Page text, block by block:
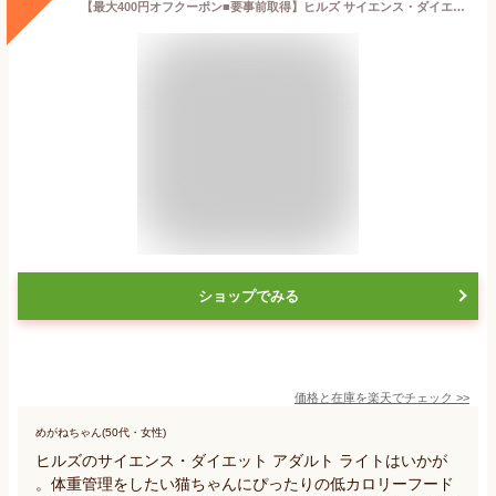
【最大400円オフクーポン■要事前取得】ヒルズ サイエンス・ダイエット アダルト ライト 1~6歳 肥満傾向の成猫用 チキン 2.8kg (猫・キャット)
ショップでみる
価格と在庫を楽天でチェック >>
めがねちゃん(50代・女性)
ヒルズのサイエンス・ダイエット アダルト ライトはいかが
。体重管理をしたい猫ちゃんにぴったりの低カロリーフード